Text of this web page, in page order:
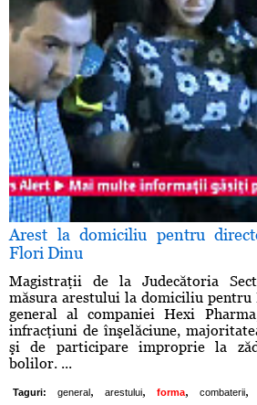
Arest la domiciliu pentru
Flori Dinu
Magistraţii de la Judecătoria
măsura arestului la domiciliu
general al companiei Hexi
infracţiuni de înşelăciune,
şi de participare improprie la
bolilor. ...
Taguri: general , arestului, forma, combaterii,